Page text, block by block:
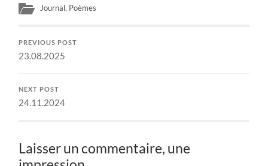
Journal, Poèmes
PREVIOUS POST
23.08.2025
NEXT POST
24.11.2024
Laisser un commentaire, une